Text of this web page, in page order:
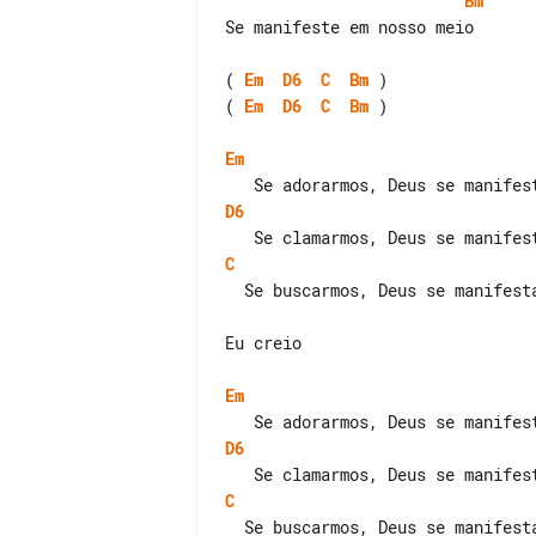
Se manifeste em nosso meio
( Em D6 C Bm
( Em D6 C Bm )
Em
D6
C
Eu creio
Em
D6
C